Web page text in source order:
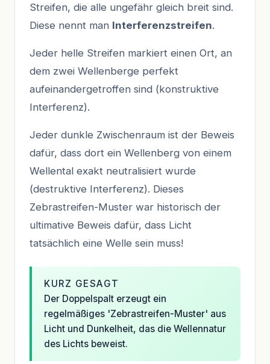
Streifen, die alle ungefähr gleich breit sind.
Diese nennt man Interferenzstreifen.
Jeder helle Streifen markiert einen Ort, an
dem zwei Wellenberge perfekt
aufeinandergetroffen sind (konstruktive
Interferenz).
Jeder dunkle Zwischenraum ist der Beweis
dafür, dass dort ein Wellenberg von einem
Wellental exakt neutralisiert wurde
(destruktive Interferenz). Dieses
Zebrastreifen-Muster war historisch der
ultimative Beweis dafür, dass Licht
tatsächlich eine Welle sein muss!
KURZ GESAGT
Der Doppelspalt erzeugt ein
regelmäßiges 'Zebrastreifen-Muster' aus
Licht und Dunkelheit, das die Wellennatur
des Lichts beweist.